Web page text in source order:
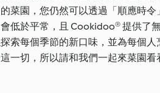
菜園，您仍然可以透過「順應時
低於平常，且 Cookidoo® 提供
索每個季節的新口味，並為每個人
一切，所以請和我們一起來菜園